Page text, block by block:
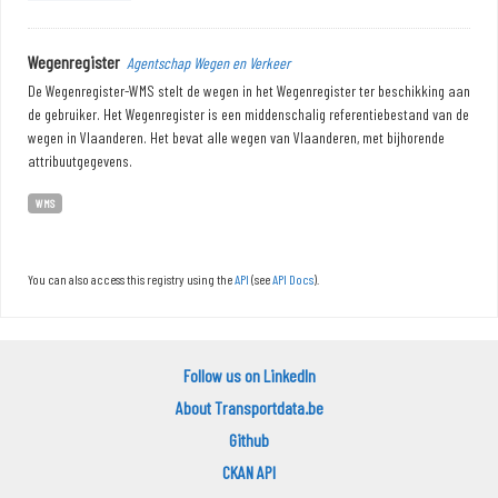
Wegenregister Agentschap Wegen en Verkeer
De Wegenregister-WMS stelt de wegen in het Wegenregister ter beschikking aan
de gebruiker. Het Wegenregister is een middenschalig referentiebestand van de
wegen in Vlaanderen. Het bevat alle wegen van Vlaanderen, met bijhorende
attribuutgegevens.
WMS
You can also access this registry using theAPI (seeAPI Docs).
Follow us on LinkedIn
About Transportdata.be
Github
CKAN API